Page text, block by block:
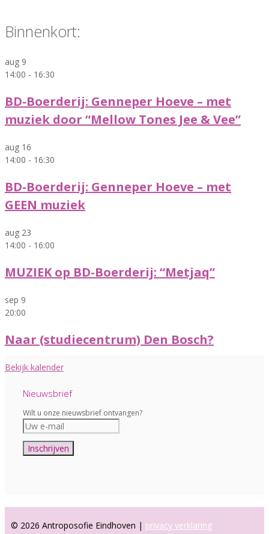
Binnenkort:
aug 9
14:00 - 16:30
BD-Boerderij: Genneper Hoeve – met
muziek door “Mellow Tones Jee & Vee”
aug 16
14:00 - 16:30
BD-Boerderij: Genneper Hoeve – met
GEEN muziek
aug 23
14:00 - 16:00
MUZIEK op BD-Boerderij: “Metjaq”
sep 9
20:00
Naar (studiecentrum) Den Bosch?
Bekijk kalender
Nieuwsbrief
Wilt u onze nieuwsbrief ontvangen?
© 2026 Antroposofie Eindhoven | privacy verklaring